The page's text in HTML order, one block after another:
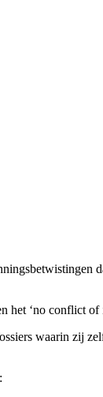
het ‘no conflict of
waarin zij